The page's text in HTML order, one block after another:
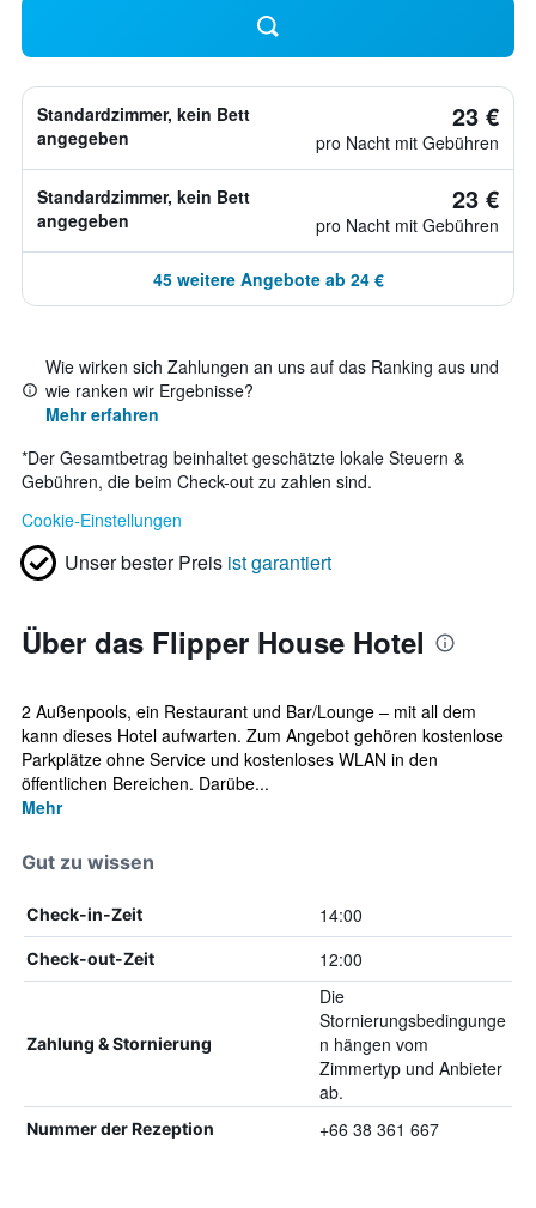
Standardzimmer, kein Bett
angegeben
23 €
pro Nacht mit Gebühren
Standardzimmer, kein Bett
angegeben
23 €
pro Nacht mit Gebühren
45 weitere Angebote ab 24 €
Wie wirken sich Zahlungen an uns auf das Ranking aus und
wie ranken wir Ergebnisse?
Mehr erfahren
*Der Gesamtbetrag beinhaltet geschätzte lokale Steuern &
Gebühren, die beim Check-out zu zahlen sind.
Cookie-Einstellungen
Unser bester Preis ist garantiert
Über das Flipper House Hotel
2 Außenpools, ein Restaurant und Bar/Lounge – mit all dem
kann dieses Hotel aufwarten. Zum Angebot gehören kostenlose
Parkplätze ohne Service und kostenloses WLAN in den
öffentlichen Bereichen. Darübe...
Mehr
Gut zu wissen
Check-in-Zeit 14:00
Check-out-Zeit 12:00
Zahlung & Stornierung
Die
Stornierungsbedingunge
n hängen vom
Zimmertyp und Anbieter
ab.
Nummer der Rezeption +66 38 361 667